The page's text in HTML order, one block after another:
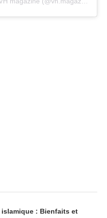
islamique : Bienfaits et